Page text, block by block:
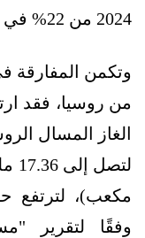
2024 من 22% في 2019.
وتكمن المفارقة
من روسيا، فقد
وفقًا لتقرير